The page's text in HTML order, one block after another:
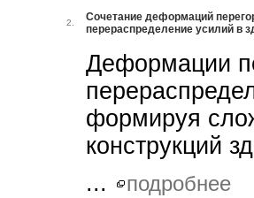
2.
Сочетание деформаций
перераспределение усилий в
Деформации
формируя
конструкций
...
подробнее